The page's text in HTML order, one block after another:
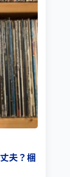
夫？梱